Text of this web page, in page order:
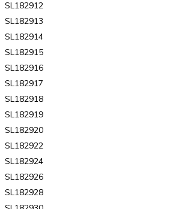
SL182912
SL182913
SL182914
SL182915
SL182916
SL182917
SL182918
SL182919
SL182920
SL182922
SL182924
SL182926
SL182928